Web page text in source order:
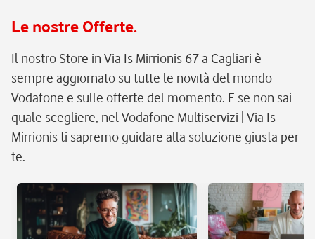
Le nostre Offerte.
Il nostro Store in Via Is Mirrionis 67 a Cagliari è
sempre aggiornato su tutte le novità del mondo
Vodafone e sulle offerte del momento. E se non sai
quale scegliere, nel Vodafone Multiservizi | Via Is
Mirrionis ti sapremo guidare alla soluzione giusta per
te.